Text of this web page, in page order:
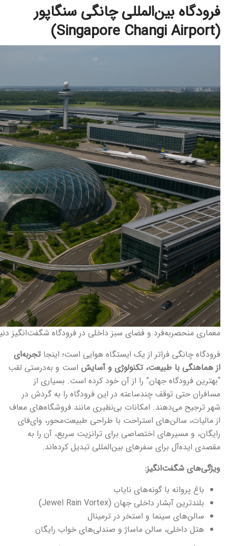
فرودگاه بین‌المللی چانگی سنگاپور
(Singapore Changi Airport)
معماری منحصر‌به‌فرد و فضای سبز داخلی در فرودگاه شگفت‌انگیز
فرودگاه چانگی فراتر از یک ایستگاه هوایی است؛ اینجا تجربه‌ای
از هماهنگی با طبیعت، تکنولوژی و آسایش است و به‌درستی لقب
“بهترین فرودگاه جهان” را از آن خود کرده است. بسیاری از
مسافران حتی توقف چندساعته در این فرودگاه را به گردش در
شهر ترجیح می‌دهند. امکانات بی‌نظیری مانند فروشگاه‌های معاف
از مالیات، سالن‌های استراحت با طراحی طبیعت‌محور، وای‌فای
رایگان، و مسیرهای اختصاصی برای ترانزیت سریع، آن را به
مقصدی ایده‌آل برای سفرهای بین‌المللی تبدیل کرده‌اند.
ویژگی‌های شگفت‌انگیز:
باغ پروانه با گونه‌های نایاب
بلندترین آبشار داخلی جهان (Jewel Rain Vortex)
سالن‌های سینما و استخر در ترمینال
هتل داخلی، سالن ماساژ و صندلی‌های خواب رایگان